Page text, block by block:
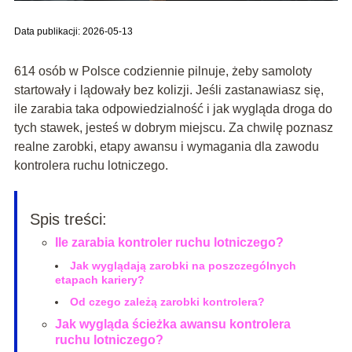
Data publikacji: 2026-05-13
614 osób w Polsce codziennie pilnuje, żeby samoloty
startowały i lądowały bez kolizji. Jeśli zastanawiasz się,
ile zarabia taka odpowiedzialność i jak wygląda droga do
tych stawek, jesteś w dobrym miejscu. Za chwilę poznasz
realne zarobki, etapy awansu i wymagania dla zawodu
kontrolera ruchu lotniczego.
Spis treści:
Ile zarabia kontroler ruchu lotniczego?
Jak wyglądają zarobki na poszczególnych
etapach kariery?
Od czego zależą zarobki kontrolera?
Jak wygląda ścieżka awansu kontrolera
ruchu lotniczego?